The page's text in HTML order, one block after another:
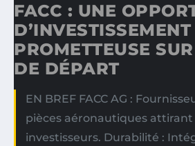
FACC : UNE
D’INVESTISSEMENT
PROMETTEUSE
DE DÉPART
EN BREF FACC AG :
pièces aéronautiques attirant
investisseurs. Durabilité :